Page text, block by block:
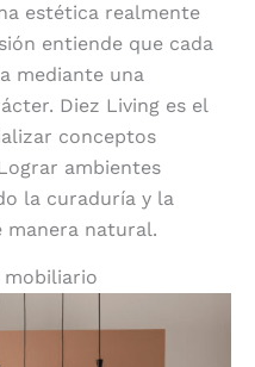
estética realmente
entiende que cada
mediante una
Diez Living es el
conceptos
ambientes
la curaduría y la
manera natural.
mobiliario